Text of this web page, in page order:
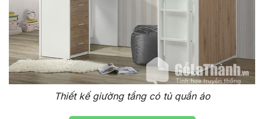
Thiết kế giường tầng có tủ quần áo